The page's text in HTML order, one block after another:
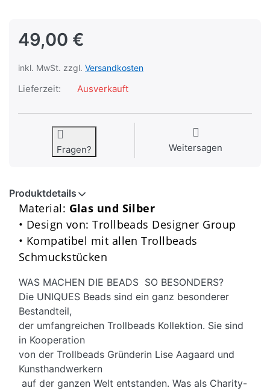
49,00 €
inkl. MwSt. zzgl. Versandkosten
Lieferzeit: Ausverkauft
Fragen? Weitersagen
Produktdetails
Material: Glas und Silber
• Design von: Trollbeads Designer Group
• Kompatibel mit allen Trollbeads
Schmuckstücken
WAS MACHEN DIE BEADS SO BESONDERS?
Die UNIQUES Beads sind ein ganz besonderer
Bestandteil,
der umfangreichen Trollbeads Kollektion. Sie sind
in Kooperation
von der Trollbeads Gründerin Lise Aagaard und
Kunsthandwerkern
auf der ganzen Welt entstanden. Was als Charity-